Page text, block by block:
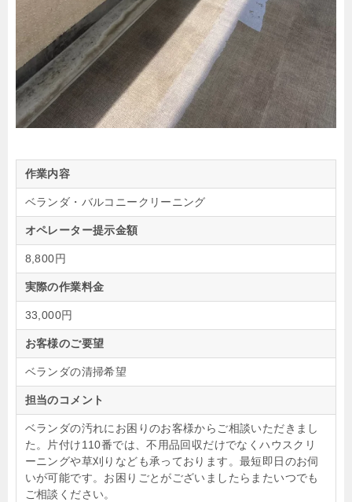
作業内容
ベランダ・バルコニークリーニング
オペレーター提示金額
8,800円
実際の作業料金
33,000円
お客様のご要望
ベランダの清掃希望
担当のコメント
ベランダの汚れにお困りのお客様からご相談いただきまし
た。片付け110番では、不用品回収だけでなくハウスクリ
ーニングや草刈りなども承っております。最短即日のお伺
いが可能です。お困りごとがございましたらまたいつでも
ご相談ください。